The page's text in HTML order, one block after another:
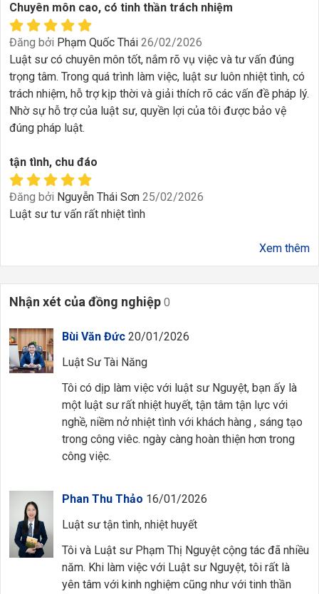
Chuyên môn cao, có tinh thần trách nhiệm
Đăng bởi Phạm Quốc Thái 26/02/2026
Luật sư có chuyên môn tốt, nắm rõ vụ việc và tư vấn đúng
trọng tâm. Trong quá trình làm việc, luật sư luôn nhiệt tình, có
trách nhiệm, hỗ trợ kịp thời và giải thích rõ các vấn đề pháp lý.
Nhờ sự hỗ trợ của luật sư, quyền lợi của tôi được bảo vệ
đúng pháp luật.
tận tình, chu đáo
Đăng bởi Nguyễn Thái Sơn 25/02/2026
Luật sư tư vấn rất nhiệt tình
Xem thêm
Nhận xét của đồng nghiệp 0
Bùi Văn Đức20/01/2026
Luật Sư Tài Năng
Tôi có dịp làm việc với luật sư Nguyệt, bạn ấy là
một luật sư rất nhiệt huyết, tận tâm tận lực với
nghề, niềm nở nhiệt tình với khách hàng , sáng tạo
trong công viêc. ngày càng hoàn thiện hơn trong
công việc.
Phan Thu Thảo 16/01/2026
Luật sư tận tình, nhiệt huyết
Tôi và Luật sư Phạm Thị Nguyệt cộng tác đã nhiều
năm. Khi làm việc với Luật sư Nguyệt, tôi rất là
yên tâm với kinh nghiệm cũng như với tinh thần